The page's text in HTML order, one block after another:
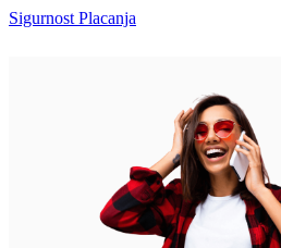
Sigurnost Placanja